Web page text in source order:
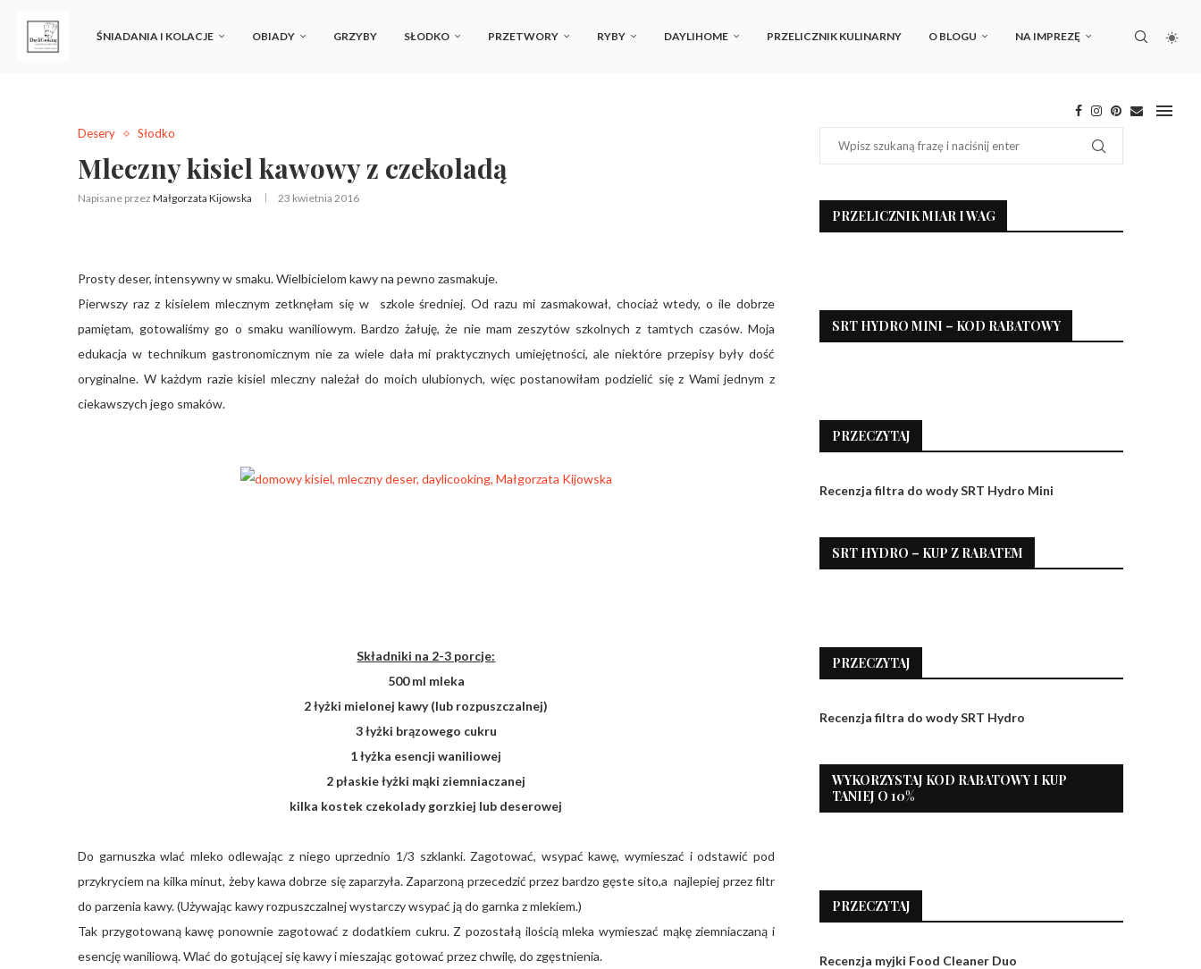
ŚNIADANIA I KOLACJE OBIADY GRZYBY SŁODKO PRZETWORY RYBY DAYLIHOME PRZELICZNIK KULINARNY O BLOGU NA IMPREZĘ
Desery Słodko
Mleczny kisiel kawowy z czekoladą
Napisane przez Małgorzata Kijowska 23 kwietnia 2016
Prosty deser, intensywny w smaku. Wielbicielom kawy na pewno zasmakuje.
Pierwszy raz z kisielem mlecznym zetknęłam się w szkole średniej. Od razu mi zasmakował, chociaż wtedy, o ile dobrze
pamiętam, gotowaliśmy go o smaku waniliowym. Bardzo żałuję, że nie mam zeszytów szkolnych z tamtych czasów. Moja
edukacja w technikum gastronomicznym nie za wiele dała mi praktycznych umiejętności, ale niektóre przepisy były dość
oryginalne. W każdym razie kisiel mleczny należał do moich ulubionych, więc postanowiłam podzielić się z Wami jednym z
ciekawszych jego smaków.
Składniki na 2-3 porcje:
500 ml mleka
2 łyżki mielonej kawy (lub rozpuszczalnej)
3 łyżki brązowego cukru
1 łyżka esencji waniliowej
2 płaskie łyżki mąki ziemniaczanej
kilka kostek czekolady gorzkiej lub deserowej
Do garnuszka wlać mleko odlewając z niego uprzednio 1/3 szklanki. Zagotować, wsypać kawę, wymieszać i odstawić pod
przykryciem na kilka minut, żeby kawa dobrze się zaparzyła. Zaparzoną przecedzić przez bardzo gęste sito,a najlepiej przez filtr
do parzenia kawy. (Używając kawy rozpuszczalnej wystarczy wsypać ją do garnka z mlekiem.)
Tak przygotowaną kawę ponownie zagotować z dodatkiem cukru. Z pozostałą ilością mleka wymieszać mąkę ziemniaczaną i
esencję waniliową. Wlać do gotującej się kawy i mieszając gotować przez chwilę, do zgęstnienia.
PRZELICZNIK MIAR I WAG
SRT HYDRO MINI – KOD RABATOWY
PRZECZYTAJ
Recenzja filtra do wody SRT Hydro Mini
SRT HYDRO – KUP Z RABATEM
PRZECZYTAJ
Recenzja filtra do wody SRT Hydro
WYKORZYSTAJ KOD RABATOWY I KUP
TANIEJ O 10%
PRZECZYTAJ
Recenzja myjki Food Cleaner Duo